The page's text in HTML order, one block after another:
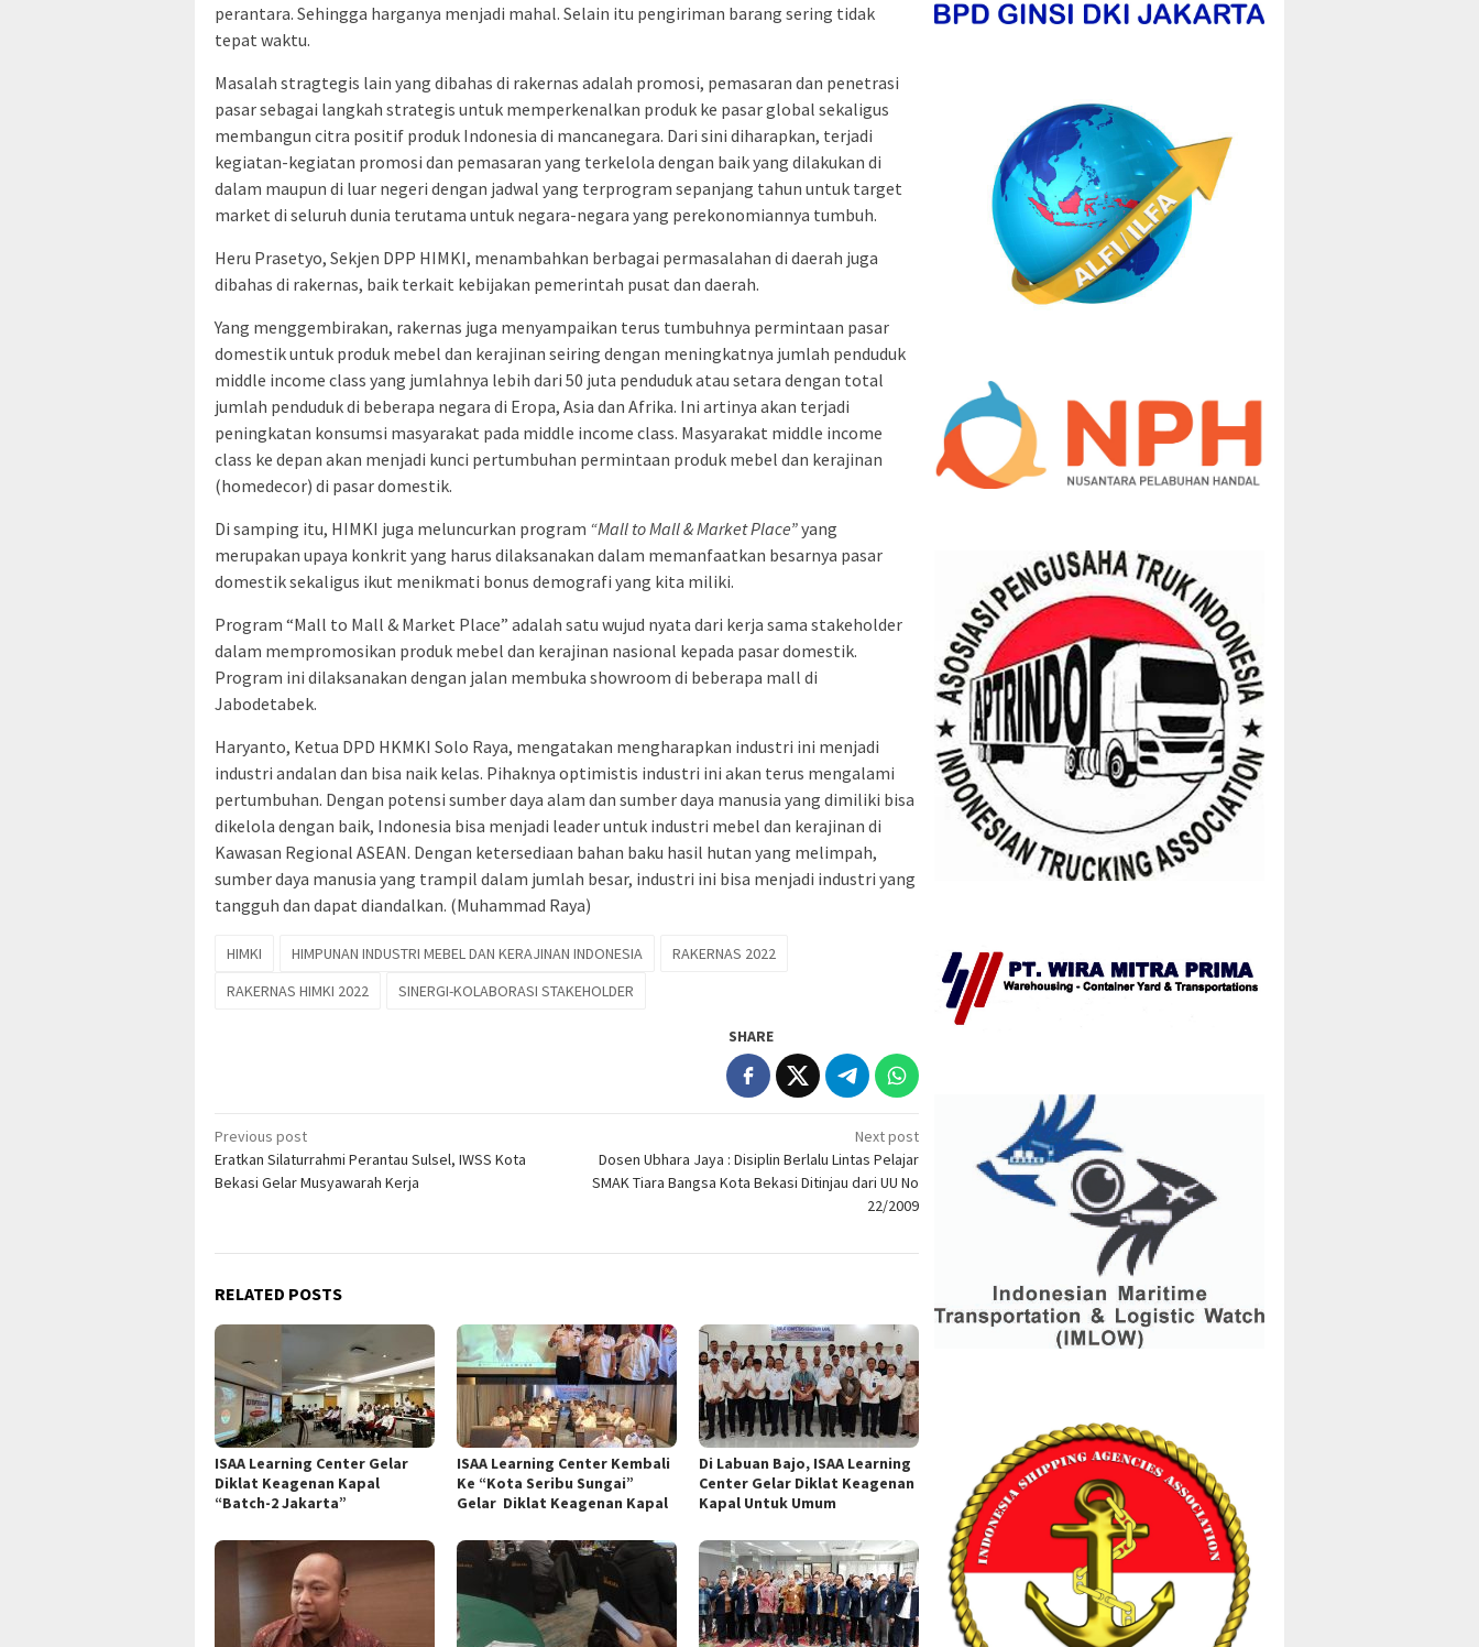
perantara. Sehingga harganya menjadi mahal. Selain itu pengiriman barang sering tidak
tepat waktu.
Masalah stragtegis lain yang dibahas di rakernas adalah promosi, pemasaran dan penetrasi
pasar sebagai langkah strategis untuk memperkenalkan produk ke pasar global sekaligus
membangun citra positif produk Indonesia di mancanegara. Dari sini diharapkan, terjadi
kegiatan-kegiatan promosi dan pemasaran yang terkelola dengan baik yang dilakukan di
dalam maupun di luar negeri dengan jadwal yang terprogram sepanjang tahun untuk target
market di seluruh dunia terutama untuk negara-negara yang perekonomiannya tumbuh.
Heru Prasetyo, Sekjen DPP HIMKI, menambahkan berbagai permasalahan di daerah juga
dibahas di rakernas, baik terkait kebijakan pemerintah pusat dan daerah.
Yang menggembirakan, rakernas juga menyampaikan terus tumbuhnya permintaan pasar
domestik untuk produk mebel dan kerajinan seiring dengan meningkatnya jumlah penduduk
middle income class yang jumlahnya lebih dari 50 juta penduduk atau setara dengan total
jumlah penduduk di beberapa negara di Eropa, Asia dan Afrika. Ini artinya akan terjadi
peningkatan konsumsi masyarakat pada middle income class. Masyarakat middle income
class ke depan akan menjadi kunci pertumbuhan permintaan produk mebel dan kerajinan
(homedecor) di pasar domestik.
Di samping itu, HIMKI juga meluncurkan program “Mall to Mall & Market Place”yang
merupakan upaya konkrit yang harus dilaksanakan dalam memanfaatkan besarnya pasar
domestik sekaligus ikut menikmati bonus demografi yang kita miliki.
Program “Mall to Mall & Market Place” adalah satu wujud nyata dari kerja sama stakeholder
dalam mempromosikan produk mebel dan kerajinan nasional kepada pasar domestik.
Program ini dilaksanakan dengan jalan membuka showroom di beberapa mall di
Jabodetabek.
Haryanto, Ketua DPD HKMKI Solo Raya, mengatakan mengharapkan industri ini menjadi
industri andalan dan bisa naik kelas. Pihaknya optimistis industri ini akan terus mengalami
pertumbuhan. Dengan potensi sumber daya alam dan sumber daya manusia yang dimiliki bisa
dikelola dengan baik, Indonesia bisa menjadi leader untuk industri mebel dan kerajinan di
Kawasan Regional ASEAN. Dengan ketersediaan bahan baku hasil hutan yang melimpah,
sumber daya manusia yang trampil dalam jumlah besar, industri ini bisa menjadi industri yang
tangguh dan dapat diandalkan. (Muhammad Raya)
HIMKI HIMPUNAN INDUSTRI MEBEL DAN KERAJINAN INDONESIA
RAKERNAS 2022
RAKERNAS HIMKI 2022
SINERGI-KOLABORASI STAKEHOLDER
SHARE
Post
navigation
Previous post
Eratkan Silaturrahmi Perantau Sulsel, IWSS Kota
Bekasi Gelar Musyawarah Kerja
Next post
Dosen Ubhara Jaya : Disiplin Berlalu Lintas Pelajar
SMAK Tiara Bangsa Kota Bekasi Ditinjau dari UU No
22/2009
RELATED POSTS
ISAA Learning Center Gelar
Diklat Keagenan Kapal
“Batch-2 Jakarta”
ISAA Learning Center Kembali
Ke “Kota Seribu Sungai”
Gelar Diklat Keagenan Kapal
Di Labuan Bajo, ISAA Learning
Center Gelar Diklat Keagenan
Kapal Untuk Umum